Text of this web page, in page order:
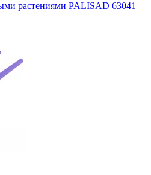
растениями PALISAD 63041